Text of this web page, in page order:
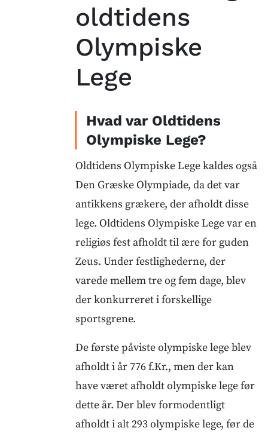
oldtidens
Olympiske
Lege
Hvad var Oldtidens
Olympiske Lege?
Oldtidens Olympiske Lege kaldes også
Den Græske Olympiade, da det var
antikkens grækere, der afholdt disse
lege. Oldtidens Olympiske Lege var en
religiøs fest afholdt til ære for guden
Zeus. Under festlighederne, der
varede mellem tre og fem dage, blev
der konkurreret i forskellige
sportsgrene.
De første påviste olympiske lege blev
afholdt i år 776 f.Kr., men der kan
have været afholdt olympiske lege før
dette år. Der blev formodentligt
afholdt i alt 293 olympiske lege, før de